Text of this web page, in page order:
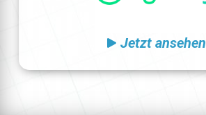
Jetzt ansehen